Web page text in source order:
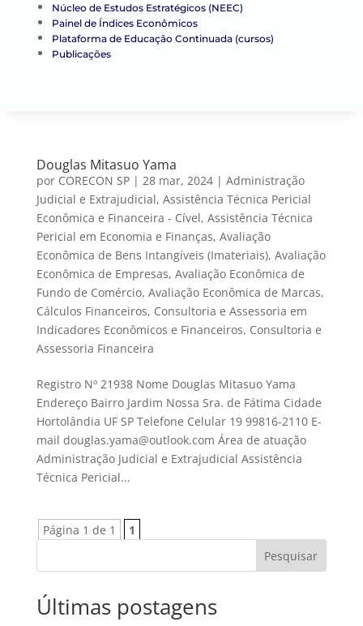
Núcleo de Estudos Estratégicos (NEEC)
Painel de Índices Econômicos
Plataforma de Educação Continuada (cursos)
Publicações
Douglas Mitasuo Yama
por CORECON SP| 28 mar, 2024| Administração
Judicial e Extrajudicial, Assistência Técnica Pericial
Econômica e Financeira - Cível, Assistência Técnica
Pericial em Economia e Finanças, Avaliação
Econômica de Bens Intangíveis (Imateriais), Avaliação
Econômica de Empresas, Avaliação Econômica de
Fundo de Comércio, Avaliação Econômica de Marcas,
Cálculos Financeiros, Consultoria e Assessoria em
Indicadores Econômicos e Financeiros, Consultoria e
Assessoria Financeira
Registro Nº 21938 Nome Douglas Mitasuo Yama
Endereço Bairro Jardim Nossa Sra. de Fátima Cidade
Hortolândia UF SP Telefone Celular 19 99816-2110 E-
mail douglas.yama@outlook.com Área de atuação
Administração Judicial e Extrajudicial Assistência
Técnica Pericial...
Página 1 de 1
1
Pesquisar
Últimas postagens